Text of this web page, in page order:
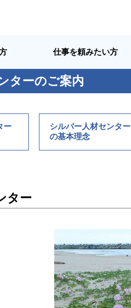
仕事を頼みたい方
ターのご案内
ー
シルバー人材センター
の基本理念
ター